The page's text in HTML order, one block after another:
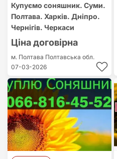
Купуємо соняшник. Суми.
Полтава. Харків. Дніпро.
Чернігів. Черкаси
Ціна договірна
м. Полтава Полтавська обл.
07-03-2026